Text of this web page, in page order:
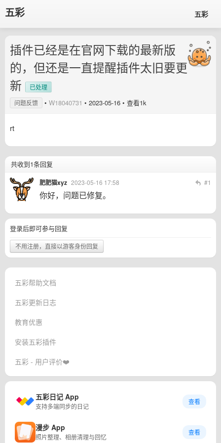
五彩 五彩
插件已经是在官网下载的最新版
的，但还是一直提醒插件太旧要更
新
已处理
问题反馈
• W18040731 • 2023-05-16 • 查看1k
rt
共收到1条回复
肥肥猫xyz 2023-05-16 17:58 #1
你好，问题已修复。
登录后即可参与回复
不用注册，直接以游客身份回复
五彩帮助文档
五彩更新日志
教育优惠
安装五彩插件
五彩 - 用户评价❤️
五彩日记 App
支持多端同步的日记
查看
漫步 App
照片整理、相册清理与回忆
查看